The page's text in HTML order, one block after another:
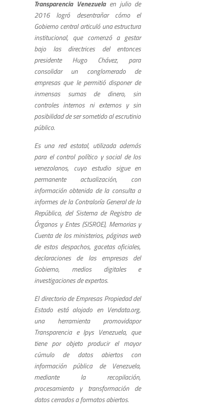
Transparencia Venezuelaen julio de
2016 logró desentrañar cómo el
Gobierno central articuló una estructura
institucional, que comenzó a gestar
bajo las directrices del entonces
presidente Hugo Chávez, para
consolidar un conglomerado de
empresas que le permitió disponer de
inmensas sumas de dinero, sin
controles internos ni externos y sin
posibilidad de ser sometido al escrutinio
público.
Es una red estatal, utilizada además
para el control político y social de los
venezolanos, cuyo estudio sigue en
permanente actualización, con
información obtenida de la consulta a
informes de la Contraloría General de la
República, del Sistema de Registro de
Órganos y Entes (SISROE), Memorias y
Cuenta de los ministerios, páginas web
de estos despachos, gacetas oficiales,
declaraciones de las empresas del
Gobierno, medios digitales e
investigaciones de expertos.
El directorio de Empresas Propiedad del
Estado está alojado en Vendata.org,
una herramienta promovidapor
Transparencia e Ipys Venezuela, que
tiene por objeto producir el mayor
cúmulo de datos abiertos con
información pública de Venezuela,
mediante la recopilación,
procesamiento y transformación de
datos cerrados a formatos abiertos.